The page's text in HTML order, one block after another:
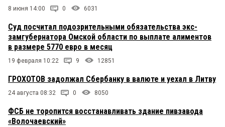
8 июня 14:00 0 6031
Суд посчитал подозрительными обязательства экс-
замгубернатора Омской области по выплате алиментов
в размере 5770 евро в месяц
19 февраля 10:22 9 12851
ГРОХОТОВ задолжал Сбербанку в валюте и уехал в Литву
24 августа 08:32 0 8050
ФСБ не торопится восстанавливать здание пивзавода
«Волочаевский»